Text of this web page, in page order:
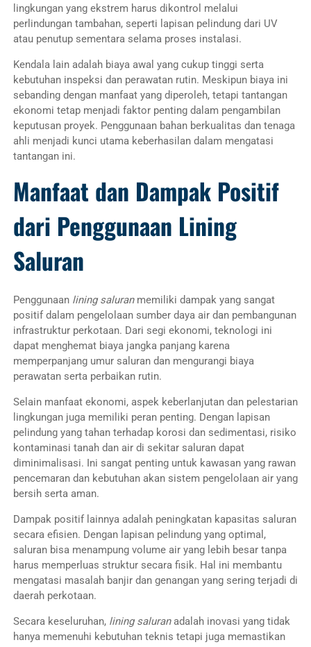
lingkungan yang ekstrem harus dikontrol melalui
perlindungan tambahan, seperti lapisan pelindung dari UV
atau penutup sementara selama proses instalasi.
Kendala lain adalah biaya awal yang cukup tinggi serta
kebutuhan inspeksi dan perawatan rutin. Meskipun biaya ini
sebanding dengan manfaat yang diperoleh, tetapi tantangan
ekonomi tetap menjadi faktor penting dalam pengambilan
keputusan proyek. Penggunaan bahan berkualitas dan tenaga
ahli menjadi kunci utama keberhasilan dalam mengatasi
tantangan ini.
Manfaat dan Dampak Positif
dari Penggunaan Lining
Saluran
Penggunaan lining saluranmemiliki dampak yang sangat
positif dalam pengelolaan sumber daya air dan pembangunan
infrastruktur perkotaan. Dari segi ekonomi, teknologi ini
dapat menghemat biaya jangka panjang karena
memperpanjang umur saluran dan mengurangi biaya
perawatan serta perbaikan rutin.
Selain manfaat ekonomi, aspek keberlanjutan dan pelestarian
lingkungan juga memiliki peran penting. Dengan lapisan
pelindung yang tahan terhadap korosi dan sedimentasi, risiko
kontaminasi tanah dan air di sekitar saluran dapat
diminimalisasi. Ini sangat penting untuk kawasan yang rawan
pencemaran dan kebutuhan akan sistem pengelolaan air yang
bersih serta aman.
Dampak positif lainnya adalah peningkatan kapasitas saluran
secara efisien. Dengan lapisan pelindung yang optimal,
saluran bisa menampung volume air yang lebih besar tanpa
harus memperluas struktur secara fisik. Hal ini membantu
mengatasi masalah banjir dan genangan yang sering terjadi di
daerah perkotaan.
Secara keseluruhan, lining saluranadalah inovasi yang tidak
hanya memenuhi kebutuhan teknis tetapi juga memastikan